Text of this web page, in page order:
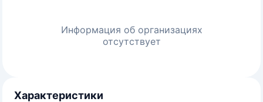
Информация об организациях
отсутствует
Характеристики